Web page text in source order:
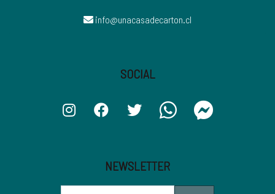
info@unacasadecarton.cl
SOCIAL
NEWSLETTER